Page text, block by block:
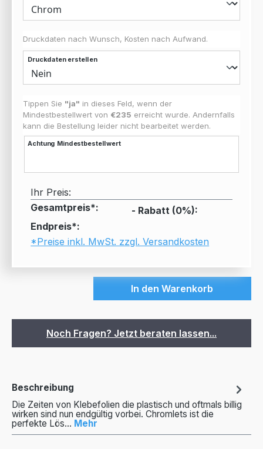
Druckdaten nach Wunsch, Kosten nach Aufwand.
Druckdaten erstellen
Tippen Sie "ja" in dieses Feld, wenn der
Mindestbestellwert von €235 erreicht wurde. Andernfalls
kann die Bestellung leider nicht bearbeitet werden.
Achtung Mindestbestellwert
Ihr Preis:
Gesamtpreis*:
- Rabatt (0%):
Endpreis*:
*Preise inkl. MwSt. zzgl. Versandkosten
In den Warenkorb
Noch Fragen? Jetzt beraten lassen...
Beschreibung
Die Zeiten von Klebefolien die plastisch und oftmals billig
wirken sind nun endgültig vorbei. Chromlets ist die
perfekte Lös… Mehr